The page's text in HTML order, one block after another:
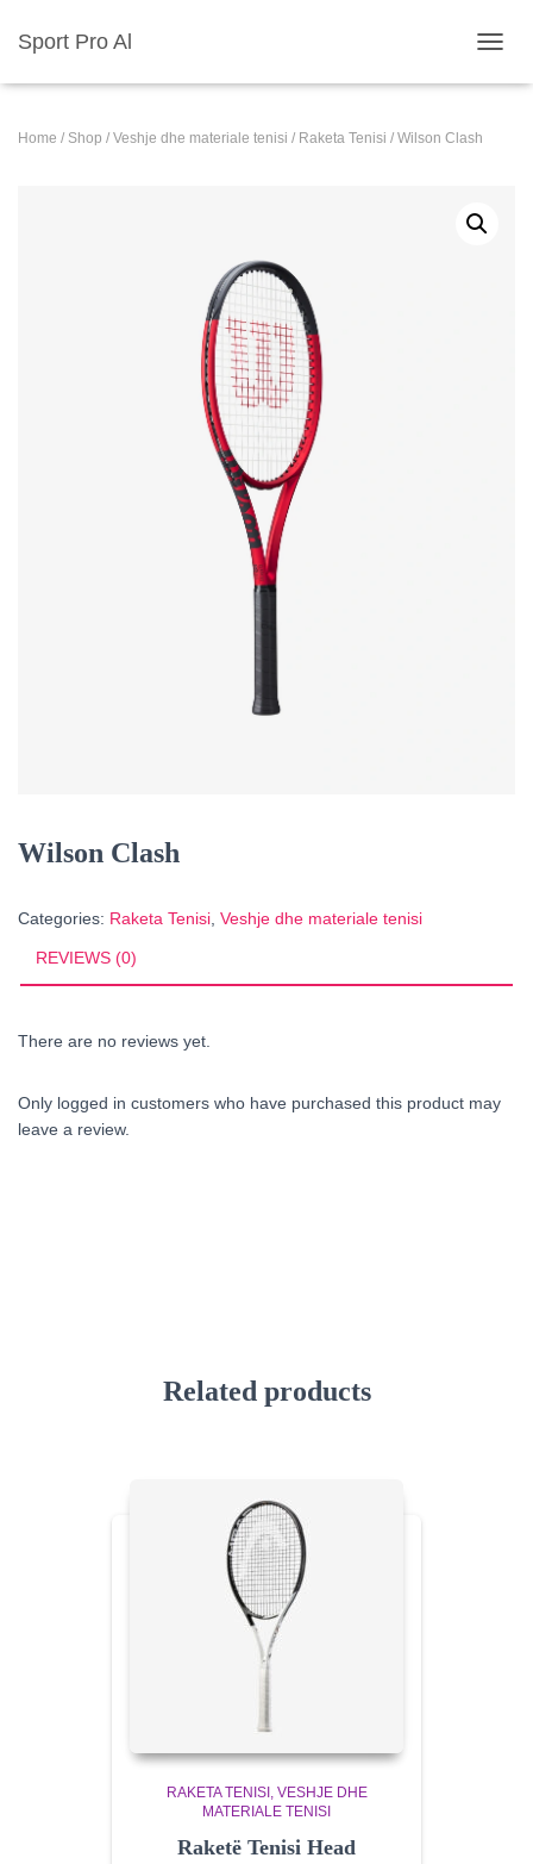
Sport Pro Al
Home / Shop / Veshje dhe materiale tenisi / Raketa Tenisi / Wilson Clash
Wilson Clash
Categories: Raketa Tenisi Veshje dhe materiale tenisi
REVIEWS (0)
There are no reviews yet.
Only logged in customers who have purchased this product may
leave a review.
Related products
RAKETA TENISI
VESHJE DHE
MATERIALE TENISI
Raketë Tenisi Head